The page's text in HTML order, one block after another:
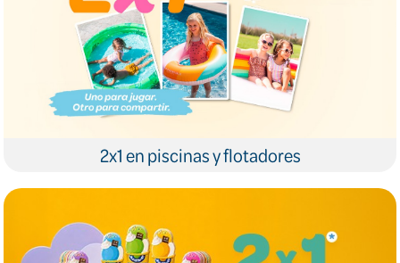
2x1 en piscinas y flotadores